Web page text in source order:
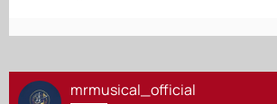
mrmusical_official